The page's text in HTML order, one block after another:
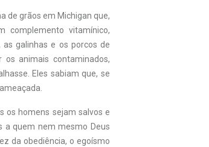
de grãos em Michigan que,
complemento vitamínico,
galinhas e os porcos de
animais contaminados,
Eles sabiam que, se
os homens sejam salvos e
a quem nem mesmo Deus
da obediência, o egoísmo